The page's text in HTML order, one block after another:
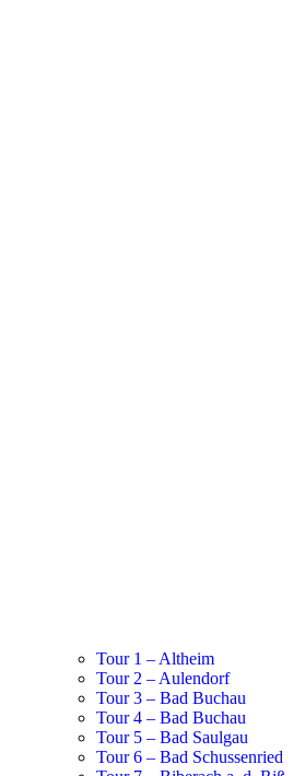
Tour 1 – Altheim
Tour 2 – Aulendorf
Tour 3 – Bad Buchau
Tour 4 – Bad Buchau
Tour 5 – Bad Saulgau
Tour 6 – Bad Schussenried